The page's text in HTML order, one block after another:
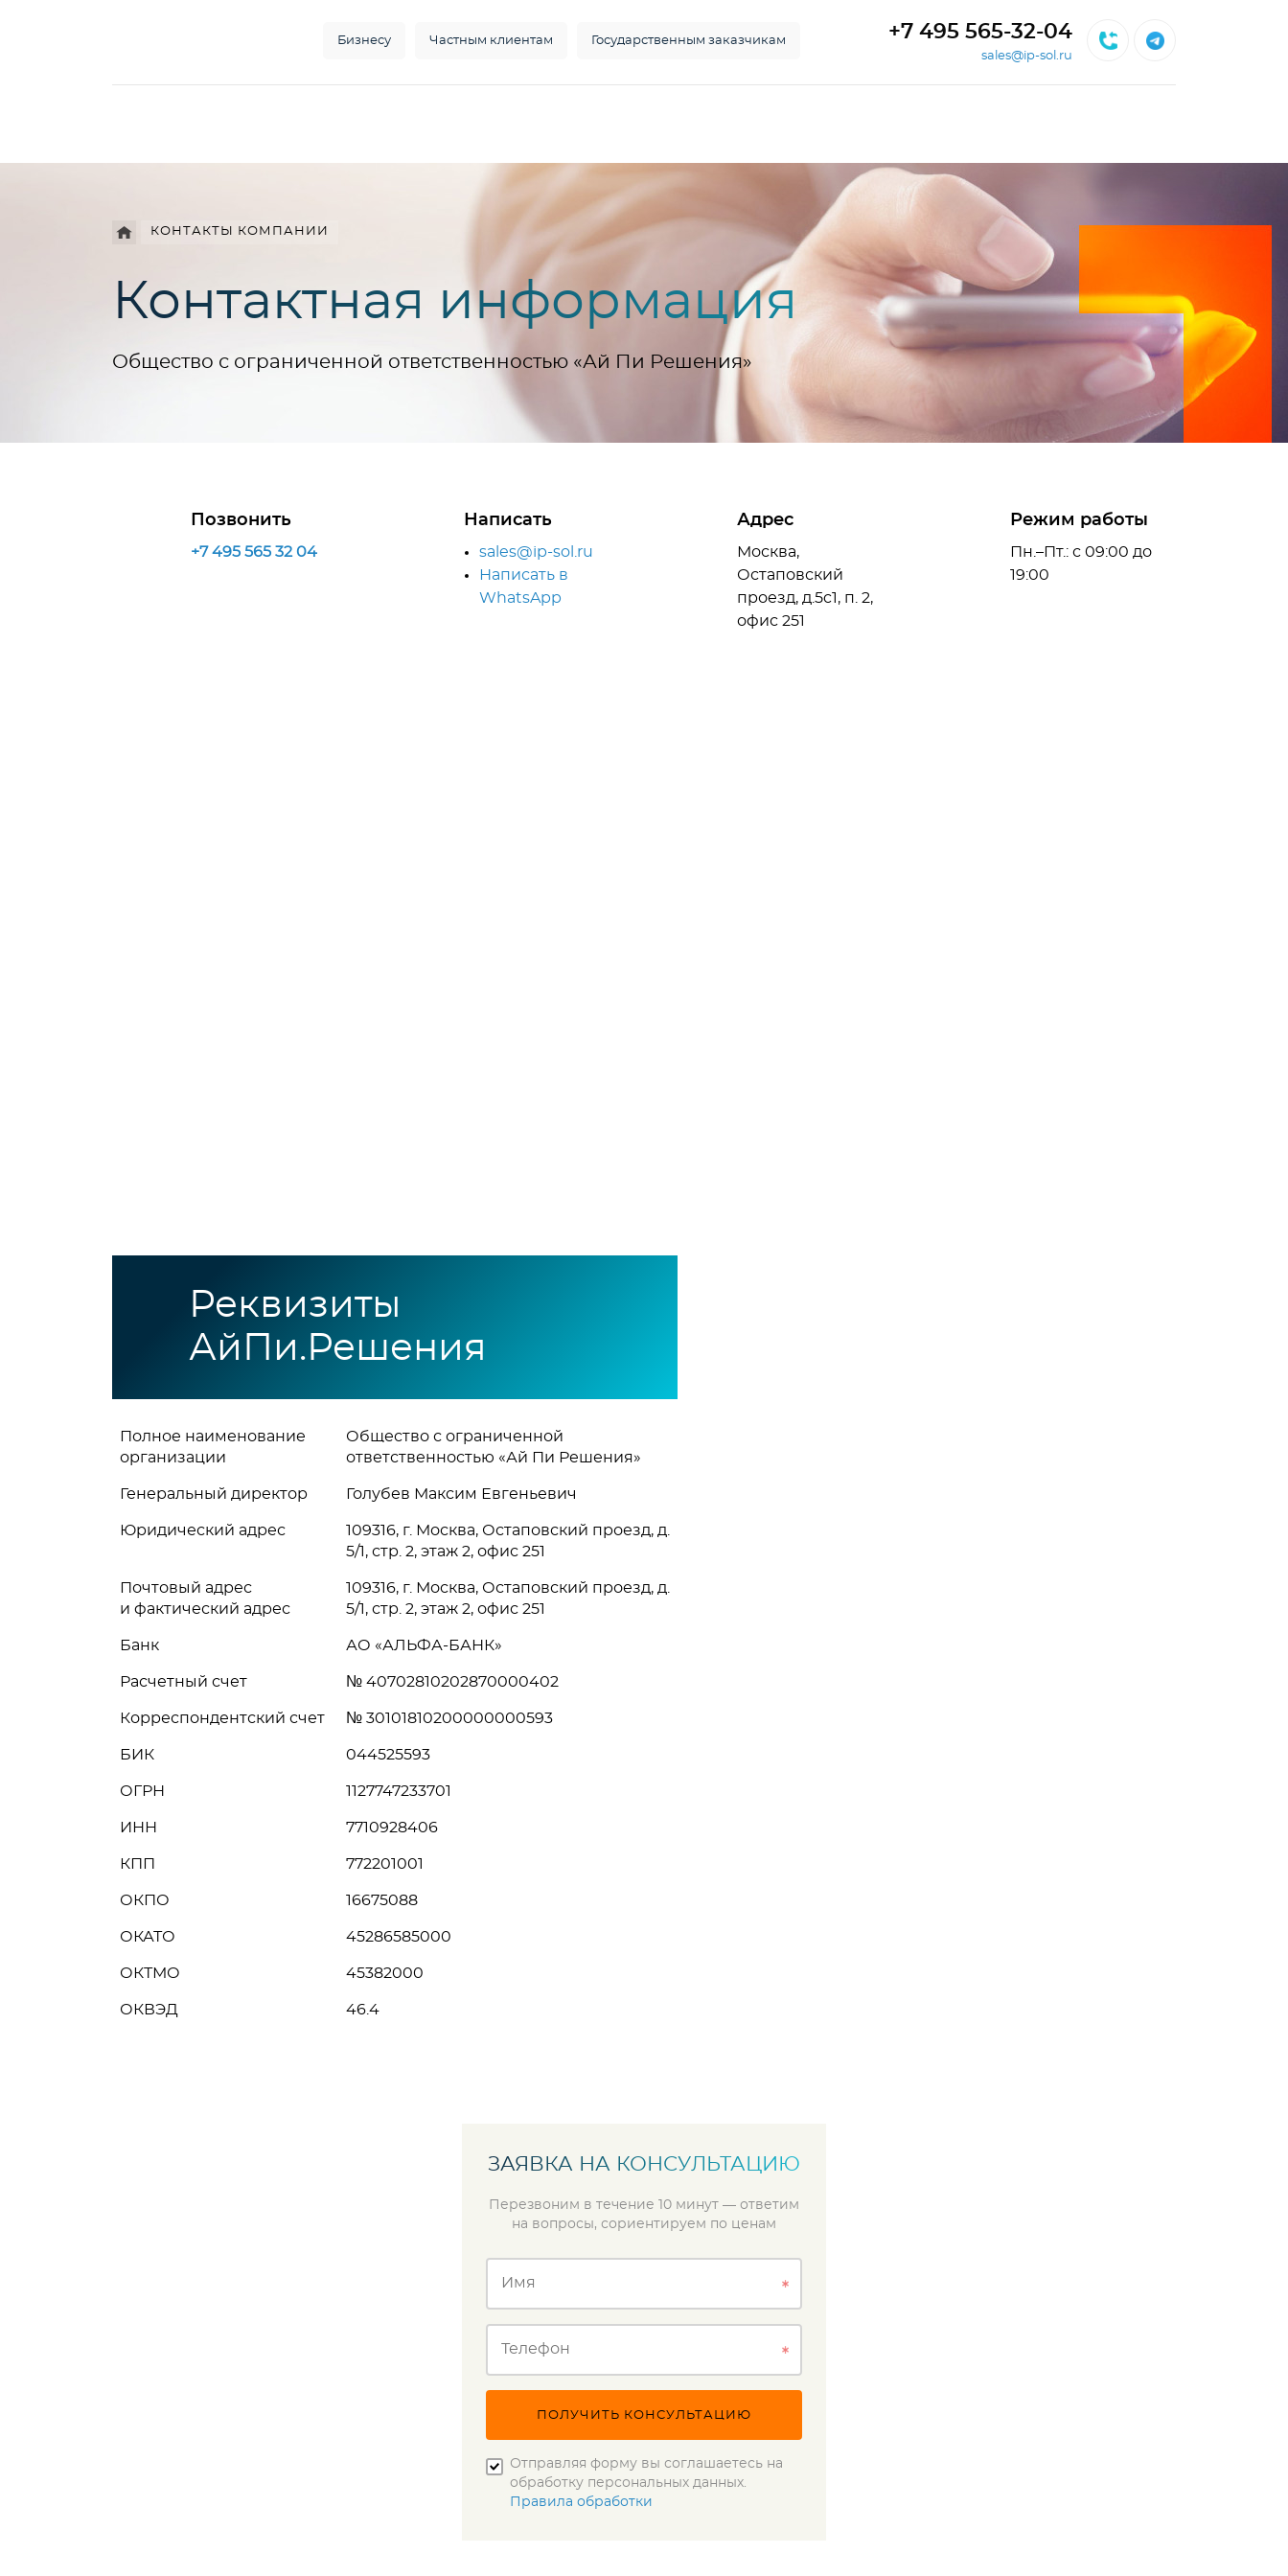
вездеНайти
Бизнесу Частным клиентам Государственным заказчикам +7 495 565-32-04
sales@ip-sol.ru
КОНТАКТЫ КОМПАНИИ
Контактная информация
Общество с ограниченной ответственностью «Ай Пи Решения»
Позвонить
+7 495 565 32 04
Написать
sales@ip-sol.ru
Написать в
WhatsApp
Адрес
Москва,
Остаповский
проезд, д.5c1, п. 2,
офис 251
Режим работы
Пн.–Пт.: с 09:00 до
19:00
Реквизиты
АйПи.Решения
Полное наименование
организации
Общество с ограниченной
ответственностью «Ай Пи Решения»
Генеральный директор Голубев Максим Евгеньевич
Юридический адрес
109316, г. Москва, Остаповский проезд, д.
5/1, стр. 2, этаж 2, офис 251
Почтовый адрес
и фактический адрес
109316, г. Москва, Остаповский проезд, д.
5/1, стр. 2, этаж 2, офис 251
Банк АО «АЛЬФА-БАНК»
Расчетный счет № 40702810202870000402
Корреспондентский счет № 30101810200000000593
БИК 044525593
ОГРН 1127747233701
ИНН 7710928406
КПП 772201001
ОКПО 16675088
ОКАТО 45286585000
ОКТМО 45382000
ОКВЭД 46.4
ЗАЯВКА НА КОНСУЛЬТАЦИЮ
Перезвоним в течение 10 минут — ответим
на вопросы, сориентируем по ценам
Имя
Телефон
ПОЛУЧИТЬ КОНСУЛЬТАЦИЮ
Отправляя форму вы соглашаетесь на
обработку персональных данных.
Правила обработки